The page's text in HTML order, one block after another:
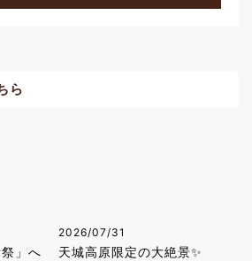
ら
」へ
2026/07/31
天城高原限定の大絶景✨